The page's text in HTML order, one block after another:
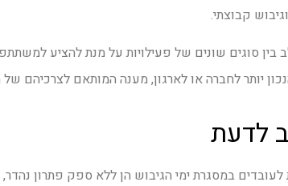
קבוצתי.
בין סוגים שונים של פעילויות על מנת להציע
יותר לחברה או לארגון, מענה המותאם לצרכיהם
לדעת
במסגרת ימי הגיבוש הן ללא ספק פתרון